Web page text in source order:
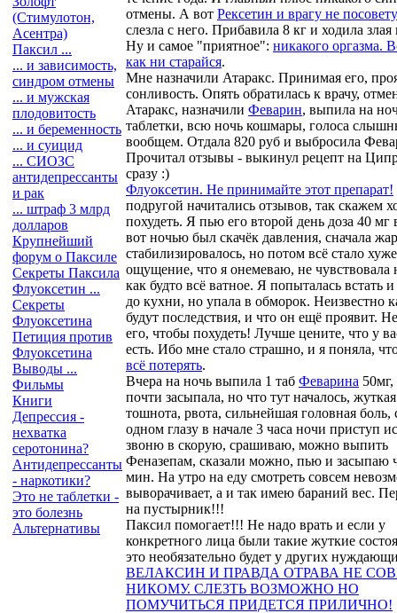
(Стимулотон,
Асентра)
Паксил ...
... и зависимость,
синдром отмены
... и мужская
плодовитость
... и беременность
... и суицид
... СИОЗС
антидепрессанты
и рак
... штраф 3 млрд
долларов
Крупнейший
форум о Паксиле
Секреты Паксила
Флуоксетин ...
Секреты
Флуоксетина
Петиция против
Флуоксетина
Выводы ...
Фильмы
Книги
Депрессия -
нехватка
серотонина?
Антидепрессанты
- наркотики?
Это не таблетки -
это болезнь
Альтернативы
отмены. А вот Рексетин и врагу не
слезла с него. Прибавила 8 кг и ходила злая
Ну и самое "приятное": никакого оргазма.
как ни старайся.
Мне назначили Атаракс. Принимая его,
сонливость. Опять обратилась к врачу,
Атаракс, назначили Феварин, выпила на
таблетки, всю ночь кошмары, голоса
вообщем. Отдала 820 руб и выбросила
Прочитал отзывы - выкинул рецепт на
сразу :)
Флуоксетин. Не принимайте этот препарат!
подругой начитались отзывов, так скажем
похудеть. Я пью его второй день доза 40 мг
вот ночью был скачёк давления, сначала
стабилизировалось, но потом всё стало
ощущение, что я онемеваю, не чувствовала
как будто всё ватное. Я попыталась встать
до кухни, но упала в обморок. Неизвестно
будут последствия, и что он ещё проявит.
его, чтобы похудеть! Лучше цените, что у
есть. Ибо мне стало страшно, и я поняла,
всё потерять.
Вчера на ночь выпила 1 таб Феварина
почти засыпала, но что тут началось, жуткая
тошнота, рвота, сильнейшая головная боль,
одном глазу в начале 3 часа ночи приступ
звоню в скорую, срашиваю, можно выпить
Феназепам, сказали можно, пью и засыпаю
мин. На утро на еду смотреть совсем
выворачивает, а и так имею бараний вес.
на пустырник!!!
Паксил помогает!!! Не надо врать и если у
конкретного лица были такие жуткие
это необязательно будет у других
ВЕЛАКСИН И ПРАВДА ОТРАВА НЕ
НИКОМУ. СЛЕЗТЬ ВОЗМОЖНО НО
ПОМУЧИТЬСЯ ПРИДЕТСЯ ПРИЛИЧНО!